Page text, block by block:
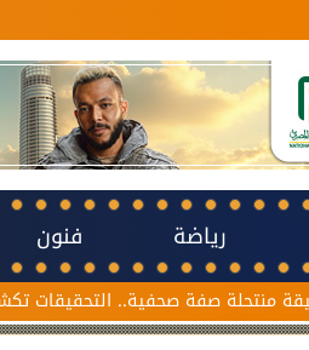
رياضة فنون
صحفية.. التحقيقات تكشف سبب